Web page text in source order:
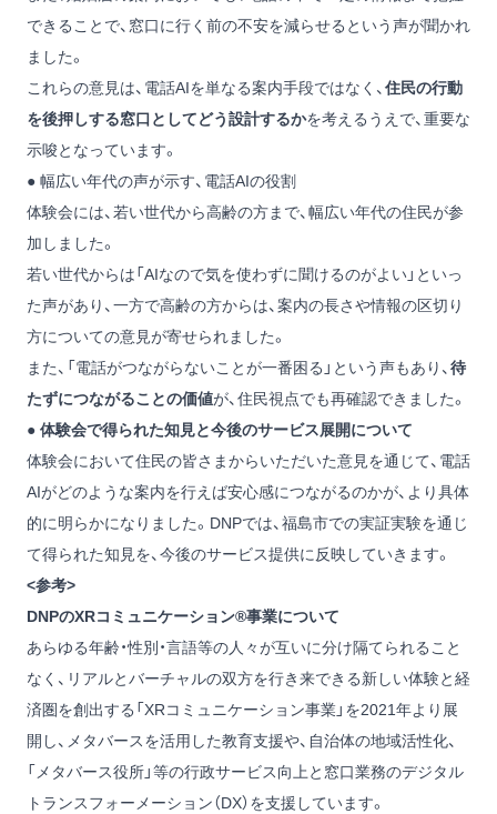
できることで、窓口に行く前の不安を減らせるという声が聞かれ
ました。
これらの意見は、電話AIを単なる案内手段ではなく、住民の行動
を後押しする窓口としてどう設計するかを考えるうえで、重要な
示唆となっています。
● 幅広い年代の声が示す、電話AIの役割
体験会には、若い世代から高齢の方まで、幅広い年代の住民が参
加しました。
若い世代からは「AIなので気を使わずに聞けるのがよい」といっ
た声があり、一方で高齢の方からは、案内の長さや情報の区切り
方についての意見が寄せられました。
また、「電話がつながらないことが一番困る」という声もあり、待
たずにつながることの価値が、住民視点でも再確認できました。
● 体験会で得られた知見と今後のサービス展開について
体験会において住民の皆さまからいただいた意見を通じて、電話
AIがどのような案内を行えば安心感につながるのかが、より具体
的に明らかになりました。DNPでは、福島市での実証実験を通じ
て得られた知見を、今後のサービス提供に反映していきます。
<参考>
DNPのXRコミュニケーション®事業について
あらゆる年齢・性別・言語等の人々が互いに分け隔てられること
なく、リアルとバーチャルの双方を行き来できる新しい体験と経
済圏を創出する「XRコミュニケーション事業」を2021年より展
開し、メタバースを活用した教育支援や、自治体の地域活性化、
「メタバース役所」等の行政サービス向上と窓口業務のデジタル
トランスフォーメーション（DX）を支援しています。